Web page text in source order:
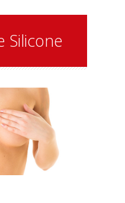
Silicone